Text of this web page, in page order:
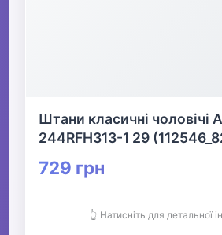
Штани класичні чоловічі
244RFH313-1 29
729 грн
👆 Натисніть для детальної